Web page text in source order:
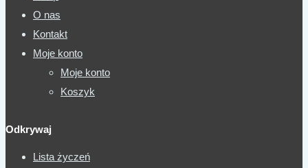
O nas
Kontakt
Moje konto
Moje konto
Koszyk
Odkrywaj
Lista życzeń